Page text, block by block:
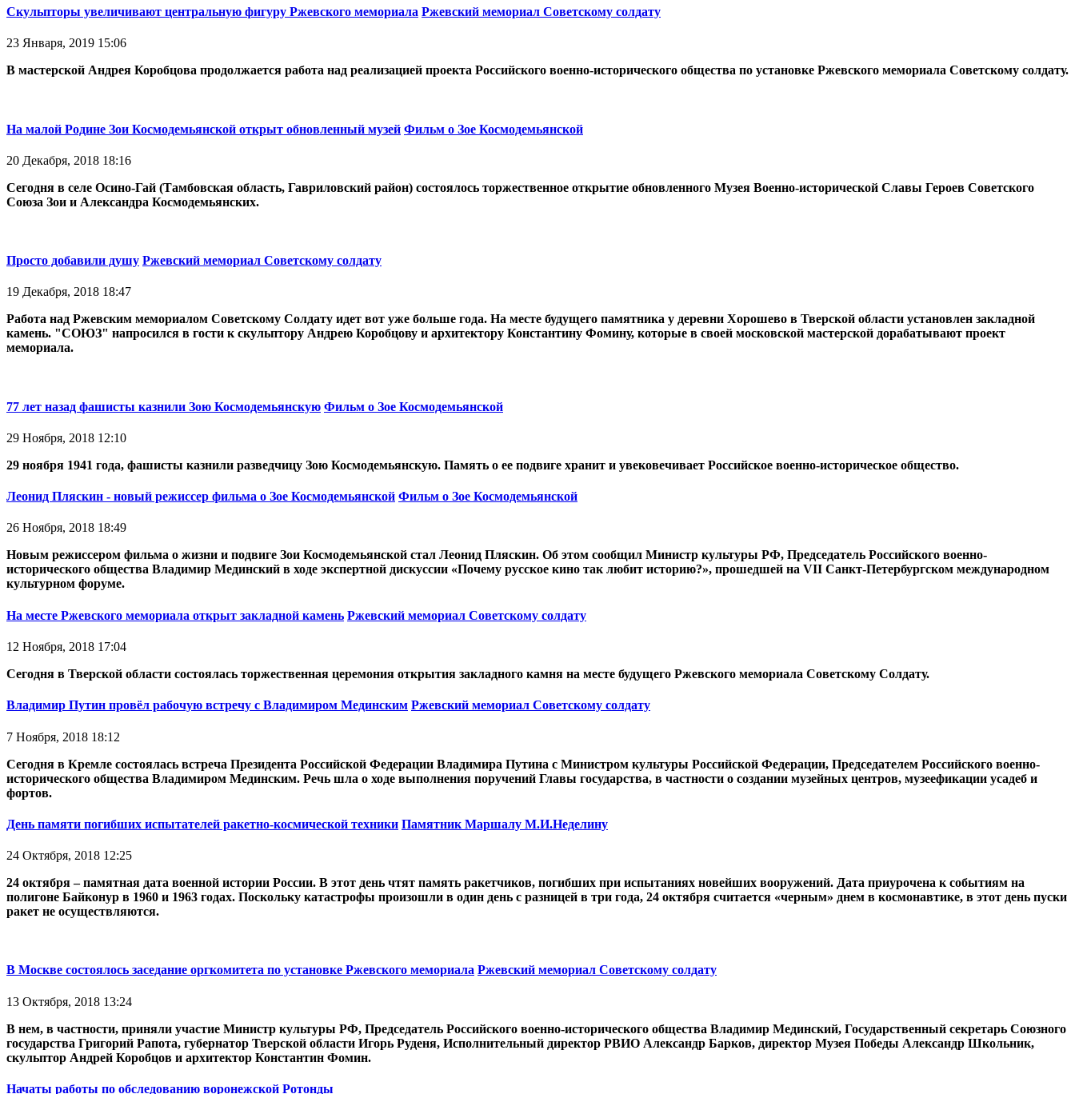
Скульпторы увеличивают центральную фигуру Ржевского мемориала Ржевский мемориал Советскому солдату
23 Января, 2019 15:06
В мастерской Андрея Коробцова продолжается работа над реализацией проекта Российского военно-исторического общества по установке Ржевского мемориала Советскому солдату.
На малой Родине Зои Космодемьянской открыт обновленный музей Фильм о Зое Космодемьянской
20 Декабря, 2018 18:16
Сегодня в селе Осино-Гай (Тамбовская область, Гавриловский район) состоялось торжественное открытие обновленного Музея Военно-исторической Славы Героев Советского
Союза Зои и Александра Космодемьянских.
Просто добавили душу Ржевский мемориал Советскому солдату
19 Декабря, 2018 18:47
Работа над Ржевским мемориалом Советскому Солдату идет вот уже больше года. На месте будущего памятника у деревни Хорошево в Тверской области установлен закладной
камень. "СОЮЗ" напросился в гости к скульптору Андрею Коробцову и архитектору Константину Фомину, которые в своей московской мастерской дорабатывают проект
мемориала.
77 лет назад фашисты казнили Зою Космодемьянскую Фильм о Зое Космодемьянской
29 Ноября, 2018 12:10
29 ноября 1941 года, фашисты казнили разведчицу Зою Космодемьянскую. Память о ее подвиге хранит и увековечивает Российское военно-историческое общество.
Леонид Пляскин - новый режиссер фильма о Зое Космодемьянской Фильм о Зое Космодемьянской
26 Ноября, 2018 18:49
Новым режиссером фильма о жизни и подвиге Зои Космодемьянской стал Леонид Пляскин. Об этом сообщил Министр культуры РФ, Председатель Российского военно-
исторического общества Владимир Мединский в ходе экспертной дискуссии «Почему русское кино так любит историю?», прошедшей на VII Санкт-Петербургском международном
культурном форуме.
На месте Ржевского мемориала открыт закладной камень Ржевский мемориал Советскому солдату
12 Ноября, 2018 17:04
Сегодня в Тверской области состоялась торжественная церемония открытия закладного камня на месте будущего Ржевского мемориала Советскому Солдату.
Владимир Путин провёл рабочую встречу с Владимиром Мединским Ржевский мемориал Советскому солдату
7 Ноября, 2018 18:12
Сегодня в Кремле состоялась встреча Президента Российской Федерации Владимира Путина с Министром культуры Российской Федерации, Председателем Российского военно-
исторического общества Владимиром Мединским. Речь шла о ходе выполнения поручений Главы государства, в частности о создании музейных центров, музеефикации усадеб и
фортов.
День памяти погибших испытателей ракетно-космической техники Памятник Маршалу М.И.Неделину
24 Октября, 2018 12:25
24 октября – памятная дата военной истории России. В этот день чтят память ракетчиков, погибших при испытаниях новейших вооружений. Дата приурочена к событиям на
полигоне Байконур в 1960 и 1963 годах. Поскольку катастрофы произошли в один день с разницей в три года, 24 октября считается «черным» днем в космонавтике, в этот день пуски
ракет не осуществляются.
В Москве состоялось заседание оргкомитета по установке Ржевского мемориала Ржевский мемориал Советскому солдату
13 Октября, 2018 13:24
В нем, в частности, приняли участие Министр культуры РФ, Председатель Российского военно-исторического общества Владимир Мединский, Государственный секретарь Союзного
государства Григорий Рапота, губернатор Тверской области Игорь Руденя, Исполнительный директор РВИО Александр Барков, директор Музея Победы Александр Школьник,
скульптор Андрей Коробцов и архитектор Константин Фомин.
Начаты работы по обследованию воронежской Ротонды